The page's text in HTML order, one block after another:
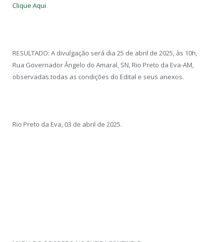
Clique Aqui
RESULTADO: A divulgação será dia 25 de abril de 2025, às 10h,
Rua Governador Ângelo do Amaral, SN, Rio Preto da Eva-AM,
observadas todas as condições do Edital e seus anexos.
Rio Preto da Eva, 03 de abril de 2025.